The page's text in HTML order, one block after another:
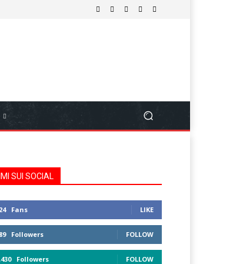
SUI SOCIAL
Fans LIKE
Followers FOLLOW
Followers FOLLOW